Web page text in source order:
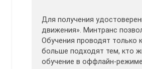
Для получения
движения». Минтранс
Обучения проводят только
больше подходят тем, кто
обучение в оффлайн-